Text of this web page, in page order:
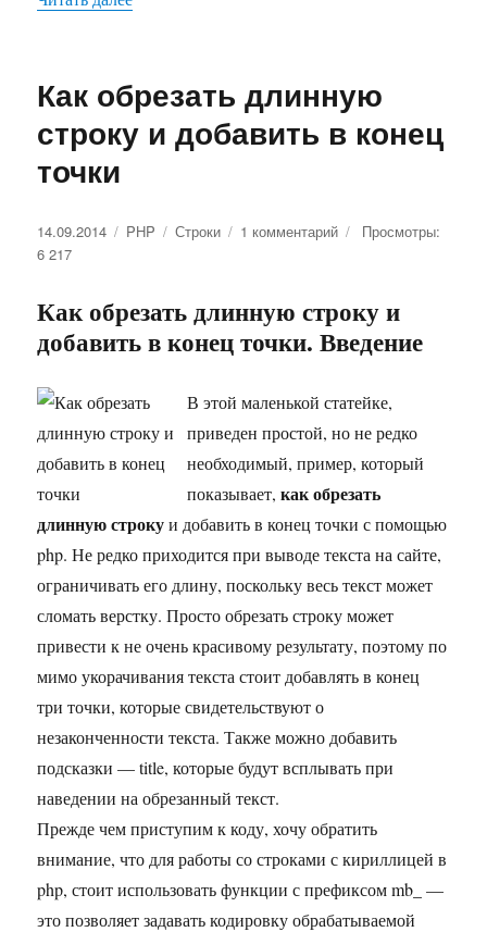
Как обрезать длинную
строку и добавить в конец
точки
Опубликовано
14.09.2014 Рубрики
PHP Метки
Строки 1 комментарий
длинную
строку
в
конец
точки
Просмотры:
6 217
Как обрезать длинную строку и
добавить в конец точки. Введение
В этой маленькой статейке,
приведен простой, но не редко
необходимый, пример, который
показывает,как обрезать
длинную строкуи добавить в конец точки с помощью
php. Не редко приходится при выводе текста на сайте,
ограничивать его длину, поскольку весь текст может
сломать верстку. Просто обрезать строку может
привести к не очень красивому результату, поэтому по
мимо укорачивания текста стоит добавлять в конец
три точки, которые свидетельствуют о
незаконченности текста. Также можно добавить
подсказки — title, которые будут всплывать при
наведении на обрезанный текст.
Прежде чем приступим к коду, хочу обратить
внимание, что для работы со строками с кириллицей в
php, стоит использовать функции с префиксом mb_ —
это позволяет задавать кодировку обрабатываемой